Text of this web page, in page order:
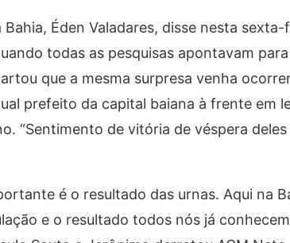
Éden Valadares, disse nesta sexta-
todas as pesquisas apontavam
que a mesma surpresa venha
prefeito da capital baiana à frente em
“Sentimento de vitória de véspera
é o resultado das urnas. Aqui na
e o resultado todos nós já